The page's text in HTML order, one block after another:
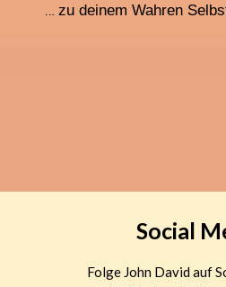
… zu deinem Wahren
Social
Folge John David auf